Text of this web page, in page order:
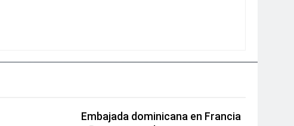
Embajada dominicana en Francia